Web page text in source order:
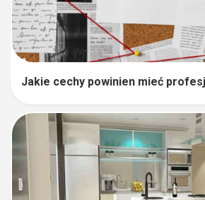
Jakie cechy powinien mieć